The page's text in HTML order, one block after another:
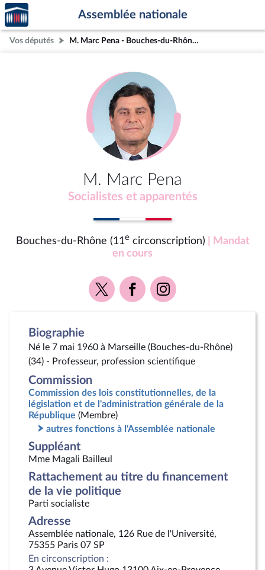
Aller au contenu
Aller en bas de la page
Accèder
à la
page
d'accueil
Assemblée nationale
Vos députés M. Marc Pena - Bouches-du-Rhône (11e circonscription)
M. Marc Pena
Socialistes et apparentés
Bouches-du-Rhône (11ecirconscription)
| Mandat
en cours
Voir
la
Voir
la
Voir
la
Biographie
Né le 7 mai 1960 à Marseille (Bouches-du-Rhône)
(34) - Professeur, profession scientifique
Commission
Commission des lois constitutionnelles, de la
législation et de l'administration générale de la
République (Membre)
autres fonctions à l'Assemblée nationale
Suppléant
Mme Magali Bailleul
Rattachement au titre du financement
de la vie politique
Parti socialiste
Adresse
Assemblée nationale, 126 Rue de l'Université,
75355 Paris 07 SP
En circonscription :